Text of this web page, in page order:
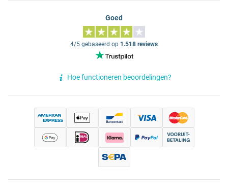
Goed
4/5 gebaseerd op 1.518 reviews
Hoe functioneren beoordelingen?